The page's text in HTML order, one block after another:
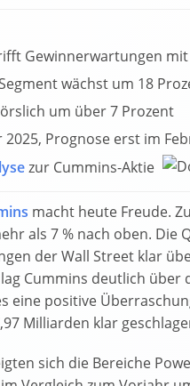
Gewinnerwartungen mit
wächst um 18
um über 7 Prozent
2025, Prognose erst im
zur Cummins-Aktie
macht heute Freude.
als 7 % nach oben. Die
der Wall Street klar
Cummins deutlich
eine positive
Milliarden klar
sich die Bereiche